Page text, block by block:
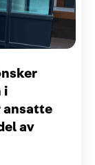
i
ansatte
av